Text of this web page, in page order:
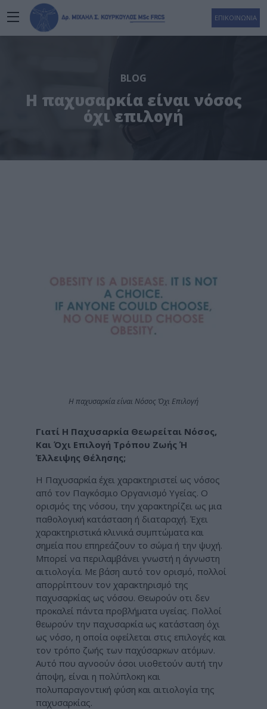
ΕΠΙΚΟΙΝΩΝΙΑ
BLOG
Η παχυσαρκία είναι νόσος
όχι επιλογή
Η παχυσαρκία είναι Νόσος Όχι Επιλογή
Γιατί Η Παχυσαρκία Θεωρείται Νόσος,
Και Όχι Επιλογή Τρόπου Ζωής Ή
Έλλειψης Θέλησης;
Η Παχυσαρκία έχει χαρακτηριστεί ως νόσος
από τον Παγκόσμιο Οργανισμό Υγείας. Ο
ορισμός της νόσου, την χαρακτηρίζει ως μια
παθολογική κατάσταση ή διαταραχή. Έχει
χαρακτηριστικά κλινικά συμπτώματα και
σημεία που επηρεάζουν το σώμα ή την ψυχή.
Μπορεί να περιλαμβάνει γνωστή η άγνωστη
αιτιολογία. Με βάση αυτό τον ορισμό, πολλοί
απορρίπτουν τον χαρακτηρισμό της
παχυσαρκίας ως νόσου. Θεωρούν οτι δεν
προκαλεί πάντα προβλήματα υγείας. Πολλοί
θεωρούν την παχυσαρκία ως κατάσταση όχι
ως νόσο, η οποία οφείλεται στις επιλογές και
τον τρόπο ζωής των παχύσαρκων ατόμων.
Αυτό που αγνοούν όσοι υιοθετούν αυτή την
άποψη, είναι η πολύπλοκη και
πολυπαραγοντική φύση και αιτιολογία της
παχυσαρκίας.